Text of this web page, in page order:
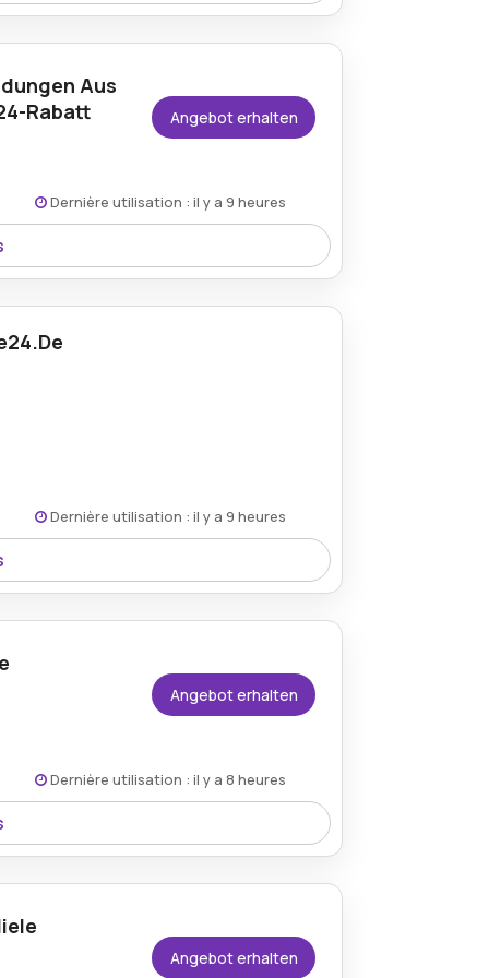
Bedingungen auf der Website des
Bedingungen auf der Website des
Aus
Rabatt
Angebot erhalten
Dernière utilisation : il y a 9 heures
du marchand.
Dernière utilisation : il y a 9 heures
Bedingungen auf der Website des
Angebot erhalten
Dernière utilisation : il y a 8 heures
und bietet langlebige sowie stilvolle
Angebot erhalten